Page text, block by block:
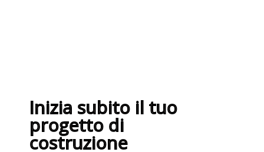
Inizia subito il tuo
progetto di
costruzione